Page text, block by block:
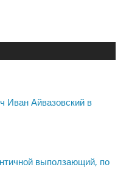
Иван Айвазовский в
выползающий, по